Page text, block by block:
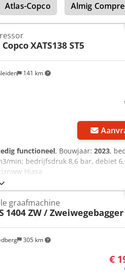
Atlas-Copco Almig
141 km
XATS138 ST5
functioneel, Bouwjaar: 2023,
min; bedrijfsdruk 8,6 bar, debiet
Hjasa
305 km
graafmachine
1404 ZW / Zweiwegebagger
€